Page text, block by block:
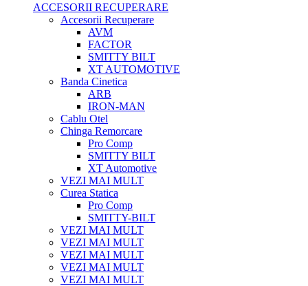
ACCESORII RECUPERARE
Accesorii Recuperare
AVM
FACTOR
SMITTY BILT
XT AUTOMOTIVE
Banda Cinetica
ARB
IRON-MAN
Cablu Otel
Chinga Remorcare
Pro Comp
SMITTY BILT
XT Automotive
VEZI MAI MULT
Curea Statica
Pro Comp
SMITTY-BILT
VEZI MAI MULT
VEZI MAI MULT
VEZI MAI MULT
VEZI MAI MULT
VEZI MAI MULT